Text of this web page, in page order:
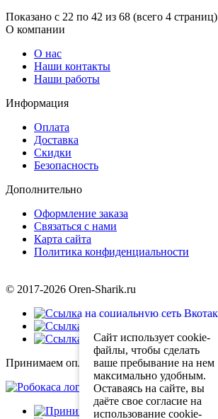
Показано с 22 по 42 из 68 (всего 4 страниц)
О компании
О нас
Наши контакты
Наши работы
Информация
Оплата
Доставка
Скидки
Безопасность
Дополнительно
Оформление заказа
Связаться с нами
Карта сайта
Политика конфиденциальности
© 2017-2026 Oren-Sharik.ru
Принимаем оплату через
Сайт использует cookie-
файлы, чтобы сделать
ваше пребывание на нем
максимально удобным.
Оставаясь на сайте, вы
даёте свое согласие на
использование cookie-